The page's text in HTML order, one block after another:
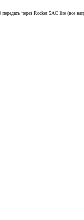
через Rocket 5AC lite (все